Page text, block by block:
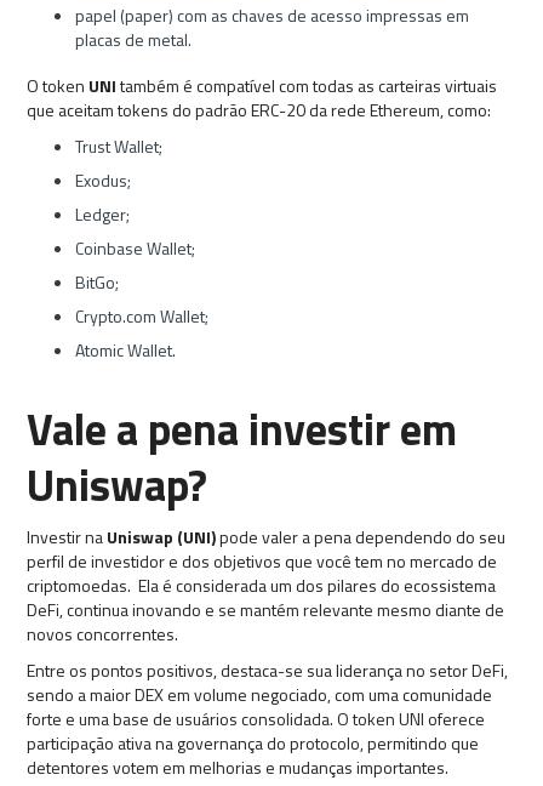
papel (paper) com as chaves de acesso impressas em
placas de metal.
O token UNItambém é compatível com todas as carteiras virtuais
que aceitam tokens do padrão ERC-20 da rede Ethereum, como:
Trust Wallet;
Exodus;
Ledger;
Coinbase Wallet;
BitGo;
Crypto.com Wallet;
Atomic Wallet.
Vale a pena investir em
Uniswap?
Investir naUniswap (UNI)pode valer a pena dependendo do seu
perfil de investidor e dos objetivos que você tem no mercado de
criptomoedas. Ela é considerada um dos pilares do ecossistema
DeFi, continua inovando e se mantém relevante mesmo diante de
novos concorrentes.
Entre os pontos positivos, destaca-se sua liderança no setor DeFi,
sendo a maior DEX em volume negociado, com uma comunidade
forte e uma base de usuários consolidada. O token UNI oferece
participação ativa na governança do protocolo, permitindo que
detentores votem em melhorias e mudanças importantes.